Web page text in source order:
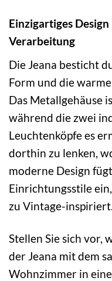
Einzigartiges
Verarbeitung
Die Jeana besticht
Form und die
Das Metallgehäuse
während die zwei
Leuchtenköpfe es
dorthin zu lenken,
moderne Design
Einrichtungsstile
zu Vintage-inspiriert.
Stellen Sie sich vor,
der Jeana mit dem
Wohnzimmer in